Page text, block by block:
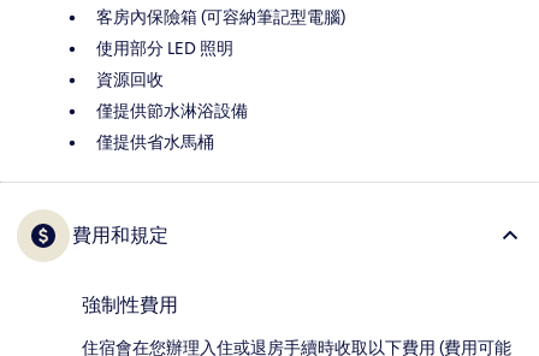
客房內保險箱 (可容納筆記型電腦)
使用部分 LED 照明
資源回收
僅提供節水淋浴設備
僅提供省水馬桶
費用和規定
強制性費用
住宿會在您辦理入住或退房手續時收取以下費用 (費用可能